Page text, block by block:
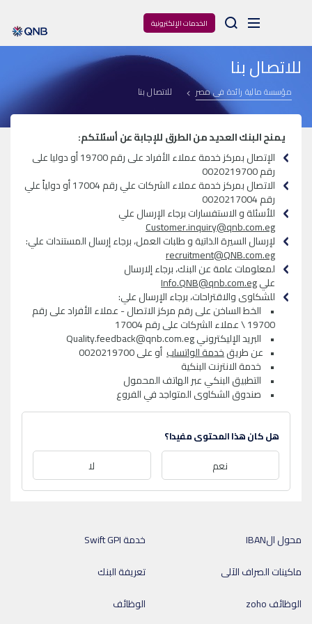
الخدمات الإلكترونية Arama
للاتصال بنا
مؤسسة مالية رائدة فى مصر للاتصال بنا
يمنح البنك العديد من الطرق للإجابة عن أسئلتكم:
الإتصال بمركز خدمة عملاء الأفراد على رقم 19700 أو دوليا على
رقم 0020219700
الاتصال بمركز خدمة عملاء الشركات علي رقم 17004 أو دولياً علي
رقم 0020217004
للأسئلة و الاستفسارات برجاء الإرسال علي
Customer.inquiry@qnb.com.eg
لإرسال السيرة الذاتية و طلبات العمل، برجاء إرسال المستندات علي:
recruitment@QNB.com.eg
لمعلومات عامة عن البنك، برجاء إلارسال
عليInfo.QNB@qnb.com.eg
للشكاوى والاقتراحات، برجاء الإرسال علي:
• الخط الساخن على رقم مركز الاتصال - عملاء الأفراد على رقم
19700 \ عملاء الشركات على رقم 17004
• البريد الإليكترونيQuality.feedback@qnb.com.eg
• عن طريقخدمة الواتساب أو على 0020219700
• خدمة الانترنت البنكية
• التطبيق البنكي عبر الهاتف المحمول
• صندوق الشكاوى المتواجد في الفروع
هل كان هذا المحتوى مفيدا؟
نعم لا
خدمة Swift GPI
محول الIBAN
تعريفة البنك
ماكينات الصراف الآلى
الوظائف
الوظائف zoho